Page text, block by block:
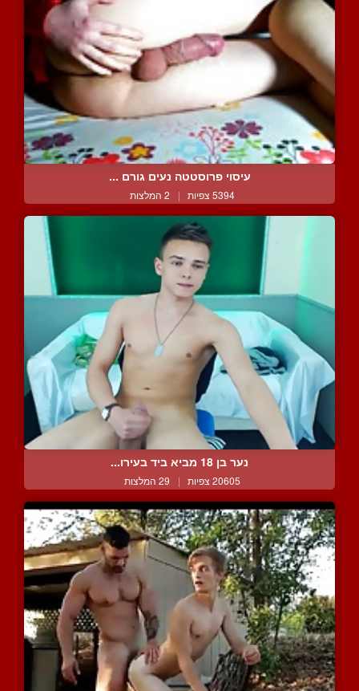
עיסוי פרוסטטה נעים גורם ...
5394 צפיות | 2 המלצות
נער בן 18 מביא ביד בעירו...
20605 צפיות | 29 המלצות